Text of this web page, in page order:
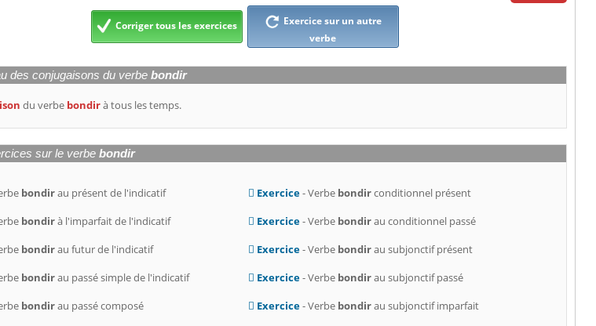
Corriger tous les exercices
Exercice sur un autre
verbe
des conjugaisons du verbebondir
du verbe bondirà tous les temps.
sur le verbebondir
bondirau présent de l'indicatif
bondirà l'imparfait de l'indicatif
bondirau futur de l'indicatif
bondirau passé simple de l'indicatif
bondirau passé composé
Exercice- Verbe bondirconditionnel présent
Exercice- Verbe bondirau conditionnel passé
Exercice- Verbe bondirau subjonctif présent
Exercice- Verbe bondirau subjonctif passé
Exercice- Verbe bondirau subjonctif imparfait